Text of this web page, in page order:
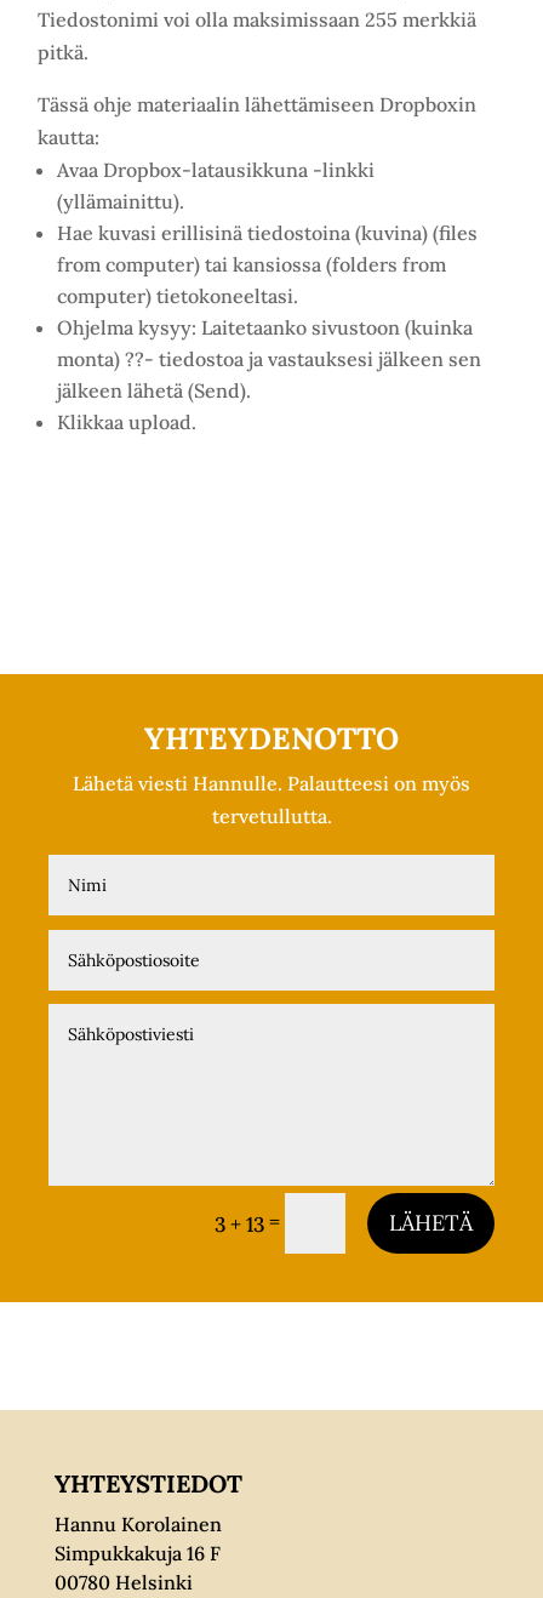
Tiedostonimi voi olla maksimissaan 255 merkkiä
pitkä.
Tässä ohje materiaalin lähettämiseen Dropboxin
kautta:
Avaa Dropbox-latausikkuna -linkki
(yllämainittu).
Hae kuvasi erillisinä tiedostoina (kuvina) (files
from computer) tai kansiossa (folders from
computer) tietokoneeltasi.
Ohjelma kysyy: Laitetaanko sivustoon (kuinka
monta) ??- tiedostoa ja vastauksesi jälkeen sen
jälkeen lähetä (Send).
Klikkaa upload.
YHTEYDENOTTO
Lähetä viesti Hannulle. Palautteesi on myös
tervetullutta.
3 + 13= LÄHETÄ
YHTEYSTIEDOT
Hannu Korolainen
Simpukkakuja 16 F
00780 Helsinki